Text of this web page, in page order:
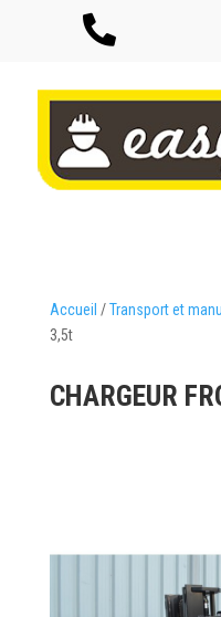

Accueil /Transport et
3,5t
CHARGEUR